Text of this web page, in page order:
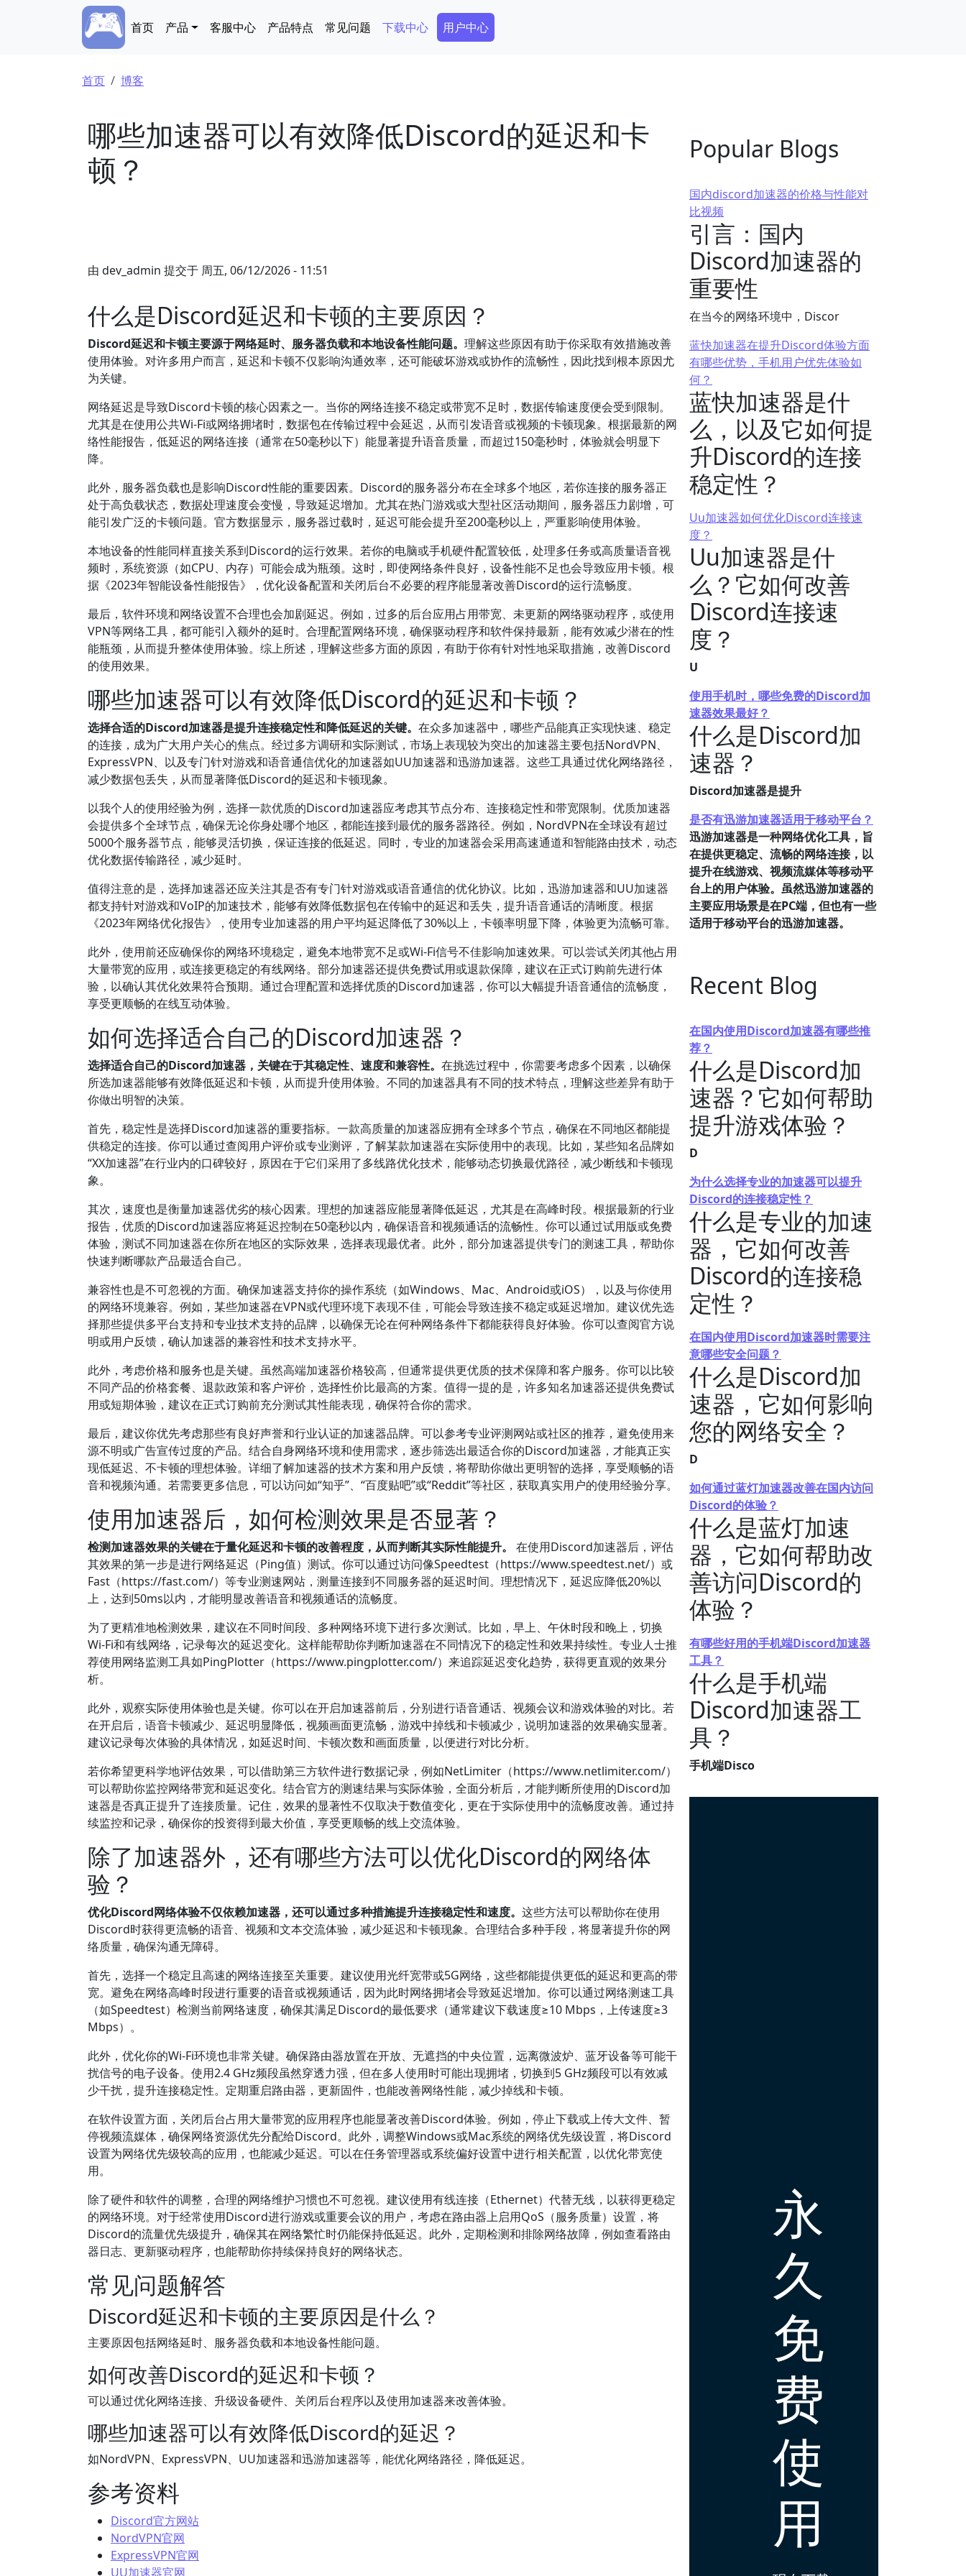
Main navigation
首页 产品 客服中心 产品特点 常见问题 下载中心 Secondary Menu
用户中心
面包屑
首页 博客
哪些加速器可以有效降低Discord的延迟和卡
顿？
由 dev_admin 提交于 周五, 06/12/2026 - 11:51
什么是Discord延迟和卡顿的主要原因？
Discord延迟和卡顿主要源于网络延时、服务器负载和本地设备性能问题。 理解这些原因有助于你采取有效措施改善
使用体验。对许多用户而言，延迟和卡顿不仅影响沟通效率，还可能破坏游戏或协作的流畅性，因此找到根本原因尤
为关键。
网络延迟是导致Discord卡顿的核心因素之一。当你的网络连接不稳定或带宽不足时，数据传输速度便会受到限制。
尤其是在使用公共Wi-Fi或网络拥堵时，数据包在传输过程中会延迟，从而引发语音或视频的卡顿现象。根据最新的网
络性能报告，低延迟的网络连接（通常在50毫秒以下）能显著提升语音质量，而超过150毫秒时，体验就会明显下
降。
此外，服务器负载也是影响Discord性能的重要因素。Discord的服务器分布在全球多个地区，若你连接的服务器正
处于高负载状态，数据处理速度会变慢，导致延迟增加。尤其在热门游戏或大型社区活动期间，服务器压力剧增，可
能引发广泛的卡顿问题。官方数据显示，服务器过载时，延迟可能会提升至200毫秒以上，严重影响使用体验。
本地设备的性能同样直接关系到Discord的运行效果。若你的电脑或手机硬件配置较低，处理多任务或高质量语音视
频时，系统资源（如CPU、内存）可能会成为瓶颈。这时，即使网络条件良好，设备性能不足也会导致应用卡顿。根
据《2023年智能设备性能报告》，优化设备配置和关闭后台不必要的程序能显著改善Discord的运行流畅度。
最后，软件环境和网络设置不合理也会加剧延迟。例如，过多的后台应用占用带宽、未更新的网络驱动程序，或使用
VPN等网络工具，都可能引入额外的延时。合理配置网络环境，确保驱动程序和软件保持最新，能有效减少潜在的性
能瓶颈，从而提升整体使用体验。综上所述，理解这些多方面的原因，有助于你有针对性地采取措施，改善Discord
的使用效果。
哪些加速器可以有效降低Discord的延迟和卡顿？
选择合适的Discord加速器是提升连接稳定性和降低延迟的关键。 在众多加速器中，哪些产品能真正实现快速、稳定
的连接，成为广大用户关心的焦点。经过多方调研和实际测试，市场上表现较为突出的加速器主要包括NordVPN、
ExpressVPN、以及专门针对游戏和语音通信优化的加速器如UU加速器和迅游加速器。这些工具通过优化网络路径，
减少数据包丢失，从而显著降低Discord的延迟和卡顿现象。
以我个人的使用经验为例，选择一款优质的Discord加速器应考虑其节点分布、连接稳定性和带宽限制。优质加速器
会提供多个全球节点，确保无论你身处哪个地区，都能连接到最优的服务器路径。例如，NordVPN在全球设有超过
5000个服务器节点，能够灵活切换，保证连接的低延迟。同时，专业的加速器会采用高速通道和智能路由技术，动态
优化数据传输路径，减少延时。
值得注意的是，选择加速器还应关注其是否有专门针对游戏或语音通信的优化协议。比如，迅游加速器和UU加速器
都支持针对游戏和VoIP的加速技术，能够有效降低数据包在传输中的延迟和丢失，提升语音通话的清晰度。根据
《2023年网络优化报告》，使用专业加速器的用户平均延迟降低了30%以上，卡顿率明显下降，体验更为流畅可靠。
此外，使用前还应确保你的网络环境稳定，避免本地带宽不足或Wi-Fi信号不佳影响加速效果。可以尝试关闭其他占用
大量带宽的应用，或连接更稳定的有线网络。部分加速器还提供免费试用或退款保障，建议在正式订购前先进行体
验，以确认其优化效果符合预期。通过合理配置和选择优质的Discord加速器，你可以大幅提升语音通信的流畅度，
享受更顺畅的在线互动体验。
如何选择适合自己的Discord加速器？
选择适合自己的Discord加速器，关键在于其稳定性、速度和兼容性。 在挑选过程中，你需要考虑多个因素，以确保
所选加速器能够有效降低延迟和卡顿，从而提升使用体验。不同的加速器具有不同的技术特点，理解这些差异有助于
你做出明智的决策。
首先，稳定性是选择Discord加速器的重要指标。一款高质量的加速器应拥有全球多个节点，确保在不同地区都能提
供稳定的连接。你可以通过查阅用户评价或专业测评，了解某款加速器在实际使用中的表现。比如，某些知名品牌如
“XX加速器”在行业内的口碑较好，原因在于它们采用了多线路优化技术，能够动态切换最优路径，减少断线和卡顿现
象。
其次，速度也是衡量加速器优劣的核心因素。理想的加速器应能显著降低延迟，尤其是在高峰时段。根据最新的行业
报告，优质的Discord加速器应将延迟控制在50毫秒以内，确保语音和视频通话的流畅性。你可以通过试用版或免费
体验，测试不同加速器在你所在地区的实际效果，选择表现最优者。此外，部分加速器提供专门的测速工具，帮助你
快速判断哪款产品最适合自己。
兼容性也是不可忽视的方面。确保加速器支持你的操作系统（如Windows、Mac、Android或iOS），以及与你使用
的网络环境兼容。例如，某些加速器在VPN或代理环境下表现不佳，可能会导致连接不稳定或延迟增加。建议优先选
择那些提供多平台支持和专业技术支持的品牌，以确保无论在何种网络条件下都能获得良好体验。你可以查阅官方说
明或用户反馈，确认加速器的兼容性和技术支持水平。
此外，考虑价格和服务也是关键。虽然高端加速器价格较高，但通常提供更优质的技术保障和客户服务。你可以比较
不同产品的价格套餐、退款政策和客户评价，选择性价比最高的方案。值得一提的是，许多知名加速器还提供免费试
用或短期体验，建议在正式订购前充分测试其性能表现，确保符合你的需求。
最后，建议你优先考虑那些有良好声誉和行业认证的加速器品牌。可以参考专业评测网站或社区的推荐，避免使用来
源不明或广告宣传过度的产品。结合自身网络环境和使用需求，逐步筛选出最适合你的Discord加速器，才能真正实
现低延迟、不卡顿的理想体验。详细了解加速器的技术方案和用户反馈，将帮助你做出更明智的选择，享受顺畅的语
音和视频沟通。若需要更多信息，可以访问如“知乎”、“百度贴吧”或“Reddit”等社区，获取真实用户的使用经验分享。
使用加速器后，如何检测效果是否显著？
检测加速器效果的关键在于量化延迟和卡顿的改善程度，从而判断其实际性能提升。
在使用Discord加速器后，评估
其效果的第一步是进行网络延迟（Ping值）测试。你可以通过访问像Speedtest（https://www.speedtest.net/）或
Fast（https://fast.com/）等专业测速网站，测量连接到不同服务器的延迟时间。理想情况下，延迟应降低20%以
上，达到50ms以内，才能明显改善语音和视频通话的流畅度。
为了更精准地检测效果，建议在不同时间段、多种网络环境下进行多次测试。比如，早上、午休时段和晚上，切换
Wi-Fi和有线网络，记录每次的延迟变化。这样能帮助你判断加速器在不同情况下的稳定性和效果持续性。专业人士推
荐使用网络监测工具如PingPlotter（https://www.pingplotter.com/）来追踪延迟变化趋势，获得更直观的效果分
析。
此外，观察实际使用体验也是关键。你可以在开启加速器前后，分别进行语音通话、视频会议和游戏体验的对比。若
在开启后，语音卡顿减少、延迟明显降低，视频画面更流畅，游戏中掉线和卡顿减少，说明加速器的效果确实显著。
建议记录每次体验的具体情况，如延迟时间、卡顿次数和画面质量，以便进行对比分析。
若你希望更科学地评估效果，可以借助第三方软件进行数据记录，例如NetLimiter（https://www.netlimiter.com/）
可以帮助你监控网络带宽和延迟变化。结合官方的测速结果与实际体验，全面分析后，才能判断所使用的Discord加
速器是否真正提升了连接质量。记住，效果的显著性不仅取决于数值变化，更在于实际使用中的流畅度改善。通过持
续监控和记录，确保你的投资得到最大价值，享受更顺畅的线上交流体验。
除了加速器外，还有哪些方法可以优化Discord的网络体
验？
优化Discord网络体验不仅依赖加速器，还可以通过多种措施提升连接稳定性和速度。 这些方法可以帮助你在使用
Discord时获得更流畅的语音、视频和文本交流体验，减少延迟和卡顿现象。合理结合多种手段，将显著提升你的网
络质量，确保沟通无障碍。
首先，选择一个稳定且高速的网络连接至关重要。建议使用光纤宽带或5G网络，这些都能提供更低的延迟和更高的带
宽。避免在网络高峰时段进行重要的语音或视频通话，因为此时网络拥堵会导致延迟增加。你可以通过网络测速工具
（如Speedtest）检测当前网络速度，确保其满足Discord的最低要求（通常建议下载速度≥10 Mbps，上传速度≥3
Mbps）。
此外，优化你的Wi-Fi环境也非常关键。确保路由器放置在开放、无遮挡的中央位置，远离微波炉、蓝牙设备等可能干
扰信号的电子设备。使用2.4 GHz频段虽然穿透力强，但在多人使用时可能出现拥堵，切换到5 GHz频段可以有效减
少干扰，提升连接稳定性。定期重启路由器，更新固件，也能改善网络性能，减少掉线和卡顿。
在软件设置方面，关闭后台占用大量带宽的应用程序也能显著改善Discord体验。例如，停止下载或上传大文件、暂
停视频流媒体，确保网络资源优先分配给Discord。此外，调整Windows或Mac系统的网络优先级设置，将Discord
设置为网络优先级较高的应用，也能减少延迟。可以在任务管理器或系统偏好设置中进行相关配置，以优化带宽使
用。
除了硬件和软件的调整，合理的网络维护习惯也不可忽视。建议使用有线连接（Ethernet）代替无线，以获得更稳定
的网络环境。对于经常使用Discord进行游戏或重要会议的用户，考虑在路由器上启用QoS（服务质量）设置，将
Discord的流量优先级提升，确保其在网络繁忙时仍能保持低延迟。此外，定期检测和排除网络故障，例如查看路由
器日志、更新驱动程序，也能帮助你持续保持良好的网络状态。
常见问题解答
Discord延迟和卡顿的主要原因是什么？
主要原因包括网络延时、服务器负载和本地设备性能问题。
如何改善Discord的延迟和卡顿？
可以通过优化网络连接、升级设备硬件、关闭后台程序以及使用加速器来改善体验。
哪些加速器可以有效降低Discord的延迟？
如NordVPN、ExpressVPN、UU加速器和迅游加速器等，能优化网络路径，降低延迟。
参考资料
Discord官方网站
NordVPN官网
ExpressVPN官网
UU加速器官网
Popular Blogs
国内discord加速器的价格与性能对
比视频
引言：国内
Discord加速器的
重要性
在当今的网络环境中，Discor
蓝快加速器在提升Discord体验方面
有哪些优势，手机用户优先体验如
何？
蓝快加速器是什
么，以及它如何提
升Discord的连接
稳定性？
Uu加速器如何优化Discord连接速
度？
Uu加速器是什
么？它如何改善
Discord连接速
度？
U
使用手机时，哪些免费的Discord加
速器效果最好？
什么是Discord加
速器？
Discord加速器是提升
是否有迅游加速器适用于移动平台？
迅游加速器是一种网络优化工具，旨
在提供更稳定、流畅的网络连接，以
提升在线游戏、视频流媒体等移动平
台上的用户体验。虽然迅游加速器的
主要应用场景是在PC端，但也有一些
适用于移动平台的迅游加速器。
Recent Blog
在国内使用Discord加速器有哪些推
荐？
什么是Discord加
速器？它如何帮助
提升游戏体验？
D
为什么选择专业的加速器可以提升
Discord的连接稳定性？
什么是专业的加速
器，它如何改善
Discord的连接稳
定性？
在国内使用Discord加速器时需要注
意哪些安全问题？
什么是Discord加
速器，它如何影响
您的网络安全？
D
如何通过蓝灯加速器改善在国内访问
Discord的体验？
什么是蓝灯加速
器，它如何帮助改
善访问Discord的
体验？
有哪些好用的手机端Discord加速器
工具？
什么是手机端
Discord加速器工
具？
手机端Disco
永
久
免
费
使
用